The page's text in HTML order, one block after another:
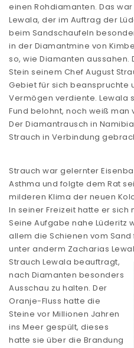
einen Rohdiamanten. Das
Lewala, der im Auftrag der
beim Sandschaufeln
in der Diamantmine von
so, wie Diamanten
Stein seinem Chef August
Gebiet für sich beanspruchte
Vermögen verdiente. Lewala
Fund belohnt, noch weiß man
Der Diamantrausch in
Strauch in Verbindung
Strauch war gelernter
Asthma und folgte dem Rat
milderen Klima der neuen
In seiner Freizeit hatte er
Seine Aufgabe nahe Lüderitz
allem die Schienen vom
unter anderm Zacharias
Strauch Lewala beauftragt,
nach Diamanten besonders
Ausschau zu halten. Der
Oranje-Fluss hatte die
Steine vor Millionen Jahren
ins Meer gespült, dieses
hatte sie über die Brandung